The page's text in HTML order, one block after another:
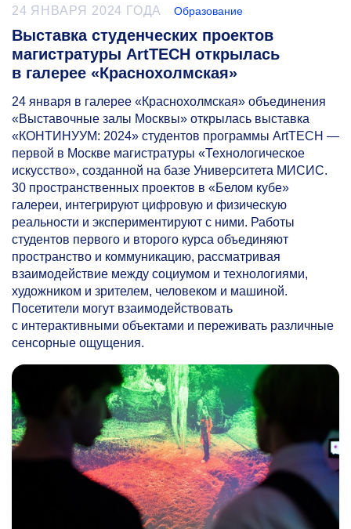
24 ЯНВАРЯ 2024 ГОДА Образование
Выставка студенческих проектов
магистратуры ArtTECH открылась
в галерее «Краснохолмская»
24 января в галерее «Краснохолмская» объединения
«Выставочные залы Москвы» открылась выставка
«КОНТИНУУМ: 2024» студентов программы ArtTECH —
первой в Москве магистратуры «Технологическое
искусство», созданной на базе Университета МИСИС.
30 пространственных проектов в «Белом кубе»
галереи, интегрируют цифровую и физическую
реальности и экспериментируют с ними. Работы
студентов первого и второго курса объединяют
пространство и коммуникацию, рассматривая
взаимодействие между социумом и технологиями,
художником и зрителем, человеком и машиной.
Посетители могут взаимодействовать
с интерактивными объектами и переживать различные
сенсорные ощущения.